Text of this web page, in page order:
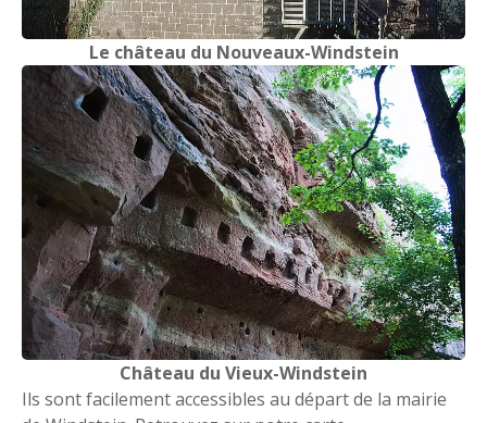
Le château du Nouveaux-Windstein
Château du Vieux-Windstein
Ils sont facilement accessibles au départ de la mairie